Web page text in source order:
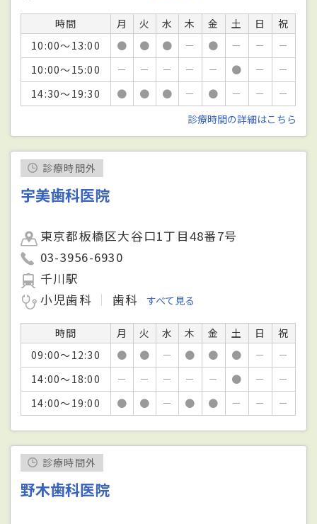
時間 月 火 水 木 金 土 日
祝
10:00～13:00
● ● ● － ● － －
－
10:00～15:00
－ － － － － ● －
－
14:30～19:30
● ● ● － ● － －
－
診療時間の詳細はこちら
診療時間外
宇美歯科医院
東京都板橋区大谷口1丁目48番7号
03-3956-6930
千川駅
小児歯科
歯科 すべて見る
時間 月 火 水 木 金 土 日
祝
09:00～12:30
● ● － ● ● ● －
－
14:00～18:00
－ － － － － ● －
－
14:00～19:00
● ● － ● ● － － －
診療時間外
野木歯科医院